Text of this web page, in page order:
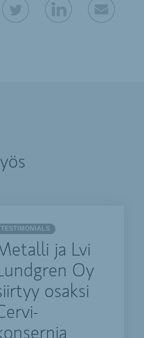
TESTIMONIALS
ja Lvi
Oy
osaksi